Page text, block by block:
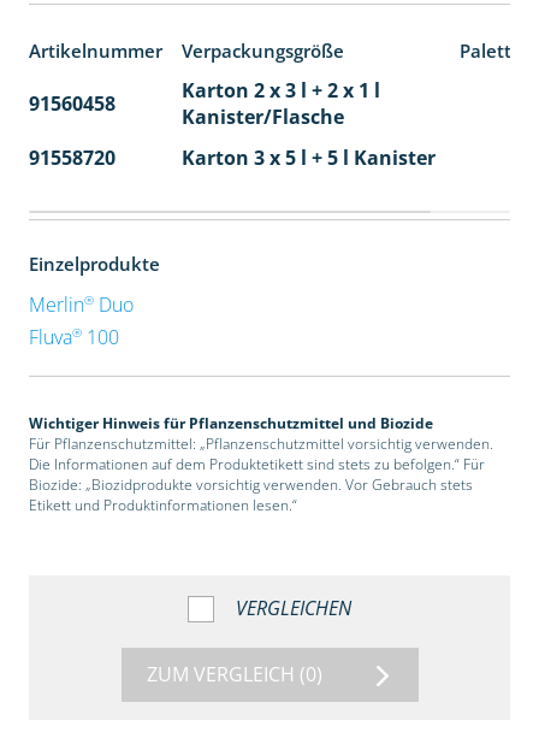
Artikelnummer Verpackungsgröße
91560458
Karton 2 x 3 l + 2 x 1 l
Kanister/Flasche
91558720 Karton 3 x 5 l + 5 l Kanister
Einzelprodukte
Merlin®Duo
Fluva®100
Wichtiger Hinweis für Pflanzenschutzmittel und Biozide
Für Pflanzenschutzmittel: „Pflanzenschutzmittel vorsichtig verwenden.
Die Informationen auf dem Produktetikett sind stets zu befolgen.“ Für
Biozide: „Biozidprodukte vorsichtig verwenden. Vor Gebrauch stets
Etikett und Produktinformationen lesen.“
VERGLEICHEN
ZUM VERGLEICH (0)